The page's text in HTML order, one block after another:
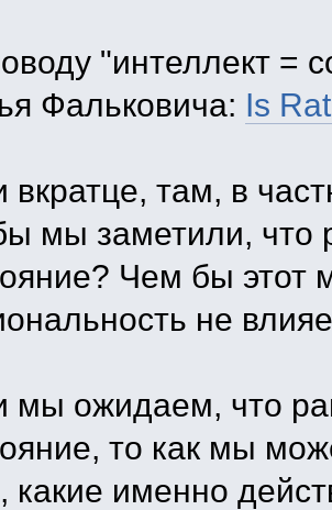
"интеллект =
Фальковича: Is
вкратце, там, в
мы заметили, что
Чем бы этот
не
мы ожидаем, что
то как мы
какие именно